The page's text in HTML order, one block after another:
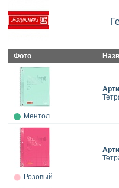
Фото
Ментол
Розовый